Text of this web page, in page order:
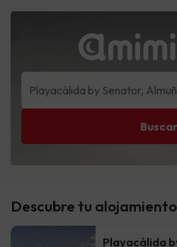
Descubre tu alojamiento
Playacálida
Buscar